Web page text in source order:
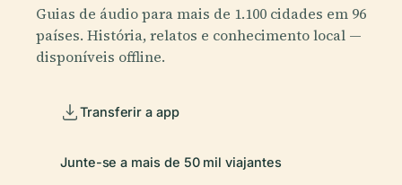
Guias de áudio para mais de 1.100 cidades em 96
países. História, relatos e conhecimento local —
disponíveis offline.
Transferir a app
Junte-se a mais de 50 mil viajantes